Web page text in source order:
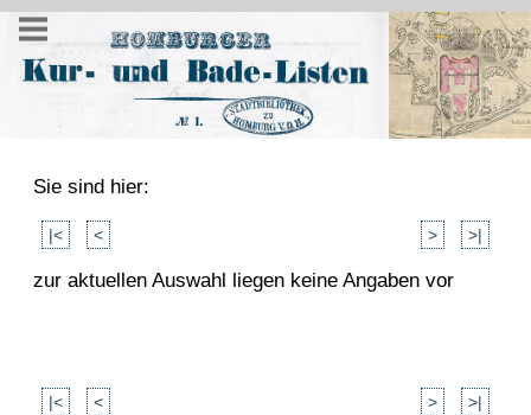
Sie sind hier:
|< < > >|
zur aktuellen Auswahl liegen keine Angaben vor
|< < > >|